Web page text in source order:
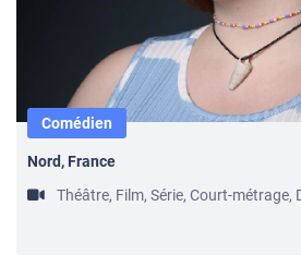
Comédien
Nord, France
Théâtre, Film, Série, Court-métrage,